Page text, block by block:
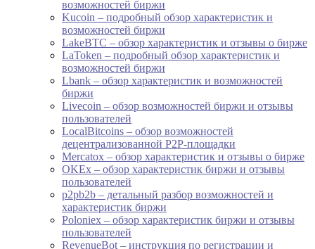
возможностей биржи
Kucoin – подробный обзор характеристик и
возможностей биржи
LakeBTC – обзор характеристик и отзывы о бирже
LaToken – подробный обзор характеристик и
возможностей биржи
Lbank – обзор характеристик и возможностей
биржи
Livecoin – обзор возможностей биржи и отзывы
пользователей
LocalBitcoins – обзор возможностей
децентрализованной P2P-площадки
Mercatox – обзор характеристик и отзывы о бирже
OKEx – обзор характеристик биржи и отзывы
пользователей
p2pb2b – детальный разбор возможностей и
характеристик биржи
Poloniex – обзор характеристик биржи и отзывы
пользователей
RevenueBot – инструкция по регистрации и